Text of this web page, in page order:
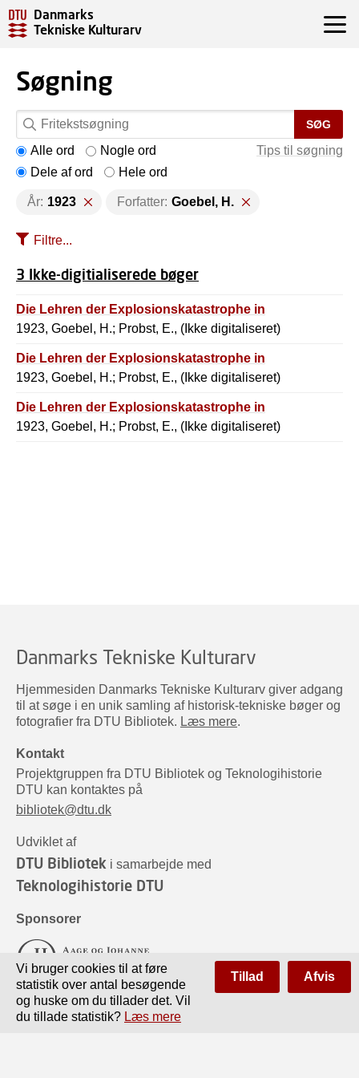
Danmarks
Tekniske Kulturarv
Søgning
SØG
Tips til søgning
Alle ord
Nogle ord
Dele af ord
Hele ord
År: 1923 Forfatter: Goebel, H.
Filtre...
3 Ikke-digitialiserede bøger
Die Lehren der Explosionskatastrophe in
1923, Goebel, H.; Probst, E., (Ikke digitaliseret)
Die Lehren der Explosionskatastrophe in
1923, Goebel, H.; Probst, E., (Ikke digitaliseret)
Die Lehren der Explosionskatastrophe in
1923, Goebel, H.; Probst, E., (Ikke digitaliseret)
Danmarks Tekniske Kulturarv
Hjemmesiden Danmarks Tekniske Kulturarv giver adgang
til at søge i en unik samling af historisk-tekniske bøger og
fotografier fra DTU Bibliotek. Læs mere.
Kontakt
Projektgruppen fra DTU Bibliotek og Teknologihistorie
DTU kan kontaktes på
bibliotek@dtu.dk
Udviklet af
DTU Bibliotek i samarbejde med
Teknologihistorie DTU
Sponsorer
Vi bruger cookies til at føre
statistik over antal besøgende
og huske om du tillader det. Vil
du tillade statistik? Læs mere
Tillad Afvis